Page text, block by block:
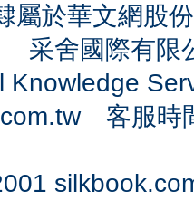
屬於華文網股
采舍國際有
Knowledge
客服時